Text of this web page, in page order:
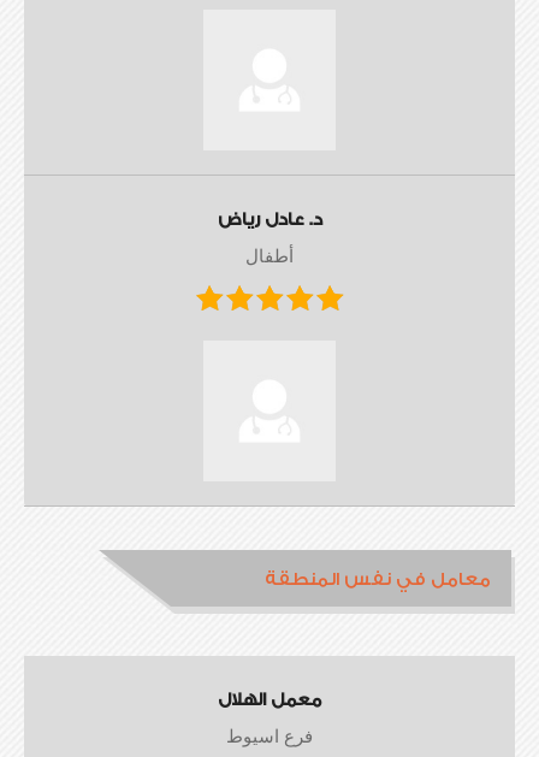
د. عادل رياض
أطفال
معامل في نفس المنطقة
معمل الهلال
فرع اسيوط